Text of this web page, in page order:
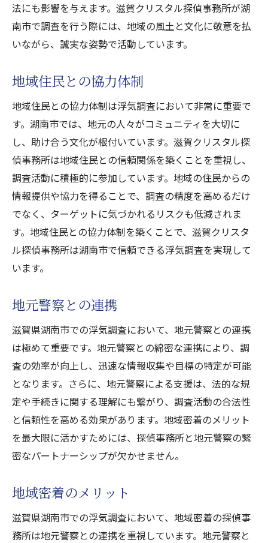
法にも影響を与えます。滋賀クリスタル探偵事務所が湖
南市で調査を行う際には、地域の風土と文化に敬意を払
いながら、誠実な姿勢で活動しています。
地域住民との協力体制
地域住民との協力体制は浮気調査において非常に重要で
す。湖南市では、地元の人々がコミュニティを大切に
し、助け合う文化が根付いています。滋賀クリスタル探
偵事務所は地域住民との信頼関係を築くことを重視し、
調査活動に積極的に参加しています。地域の住民からの
情報提供や協力を得ることで、調査の精度を高めるだけ
でなく、ターゲットに気づかれるリスクも低減されま
す。地域住民との協力体制を築くことで、滋賀クリスタ
ル探偵事務所は湖南市で信頼できる浮気調査を実現して
います。
地元警察との連携
滋賀県湖南市での浮気調査において、地元警察との連携
は極めて重要です。地元警察との綿密な連携により、調
査の効率が向上し、迅速な情報収集や目標の特定が可能
となります。さらに、地元警察による支援は、法的な規
定や手続きに関する理解にも繋がり、調査活動の合法性
と信頼性を高める効果があります。地域密着のメリット
を最大限に活かすためには、探偵事務所と地元警察の緊
密なパートナーシップが欠かせません。
地域密着のメリット
滋賀県湖南市での浮気調査において、地域密着の探偵事
務所は地元警察との連携を重視しています。地元警察と